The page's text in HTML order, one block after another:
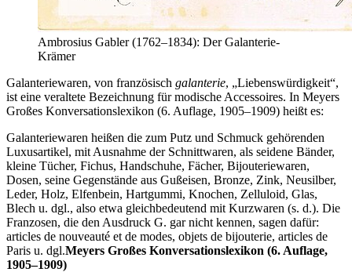
Ambrosius Gabler (1762–1834): Der Galanterie-
Krämer
Galanteriewaren, von französisch galanterie, Liebenswürdigkeit ,
ist eine veraltete Bezeichnung für modische Accessoires. In Meyers
Großes Konversationslexikon (6. Auflage, 1905–1909) heißt es:
Galanteriewaren heißen die zum Putz und Schmuck gehörenden
Luxusartikel, mit Ausnahme der Schnittwaren, als seidene Bänder,
kleine Tücher, Fichus, Handschuhe, Fächer, Bijouteriewaren,
Dosen, seine Gegenstände aus Gußeisen, Bronze, Zink, Neusilber,
Leder, Holz, Elfenbein, Hartgummi, Knochen, Zelluloid, Glas,
Blech u. dgl., also etwa gleichbedeutend mit Kurzwaren (s. d.). Die
Franzosen, die den Ausdruck G. gar nicht kennen, sagen dafür:
articles de nouveauté et de modes, objets de bijouterie, articles de
Paris u. dgl.Meyers Großes Konversationslexikon (6. Auflage,
1905–1909)